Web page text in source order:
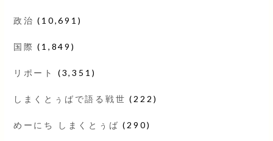
政治 (10,691)
国際 (1,849)
リポート (3,351)
しまくとぅばで語る戦世 (222)
めーにち しまくとぅば (290)